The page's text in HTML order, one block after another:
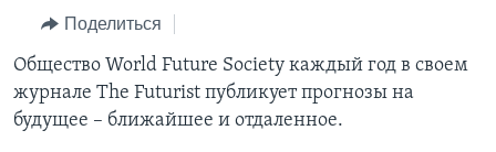
навигации
Перейти
поиск
ИТОГИ
ПОЧЕМУ ЭТО ВАЖНО?
ДИСКУССИЯ VOA
НАША АМЕРИКАНСКАЯ ИСТОРИЯ
А КАК В АМЕРИКЕ?
АРТЕФАКТЫ
ИНТЕРВЬЮ
ФАКТЫ ПРОТИВ ФЕЙКОВ
ЗА СВОБОДУ ПРЕССЫ
Поделиться
Общество World Future Society каждый год в своем
журнале The Futurist публикует прогнозы на
будущее – ближайшее и отдаленное.